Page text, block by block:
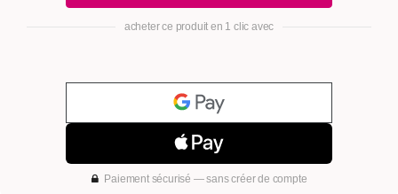
acheter ce produit en 1 clic avec
Paiement sécurisé — sans créer de compte